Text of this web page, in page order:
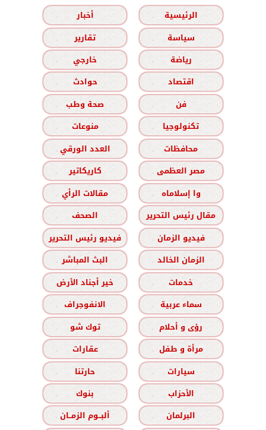
الرئيسية
أخبار
سياسة
تقارير
رياضة
خارجي
اقتصاد
حوادث
فن
صحة وطب
تكنولوجيا
منوعات
محافظات
العدد الورقي
مصر العظمى
كاريكاتير
وا إسلاماه
مقالات الرأي
مقال رئيس التحرير
الصحف
فيديو الزمان
فيديو رئيس التحرير
الزمان الخالد
البث المباشر
خدمات
خير أجناد الأرض
سماء عربية
الانفوجراف
رؤى و أحلام
توك شو
مرأة و طفل
عقارات
سيارات
حارتنا
الأحزاب
بنوك
البرلمان
ألبــوم الزمــان